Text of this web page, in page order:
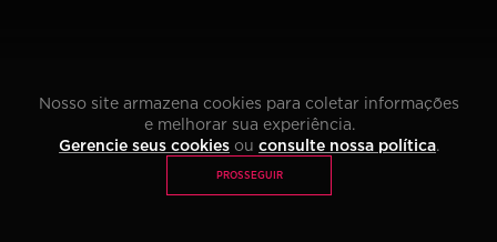
Nosso site armazena cookies para coletar informações
e melhorar sua experiência.
Gerencie seus cookies ou consulte nossa política.
PROSSEGUIR